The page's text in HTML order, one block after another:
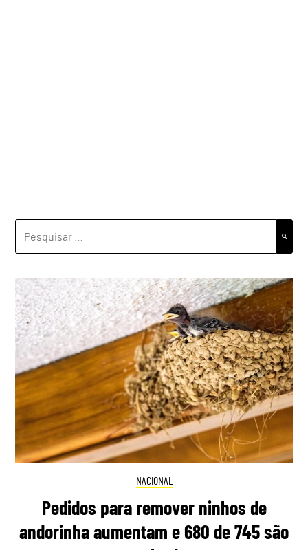
NACIONAL
Pedidos para remover ninhos de
andorinha aumentam e 680 de 745 são